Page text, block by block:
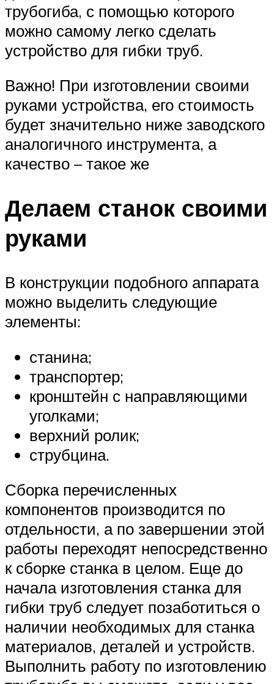
трубогиба, с помощью которого
можно самому легко сделать
устройство для гибки труб.
Важно! При изготовлении своими
руками устройства, его стоимость
будет значительно ниже заводского
аналогичного инструмента, а
качество – такое же
Делаем станок своими
руками
В конструкции подобного аппарата
можно выделить следующие
элементы:
станина;
транспортер;
кронштейн с направляющими
уголками;
верхний ролик;
струбцина.
Сборка перечисленных
компонентов производится по
отдельности, а по завершении этой
работы переходят непосредственно
к сборке станка в целом. Еще до
начала изготовления станка для
гибки труб следует позаботиться о
наличии необходимых для станка
материалов, деталей и устройств.
Выполнить работу по изготовлению